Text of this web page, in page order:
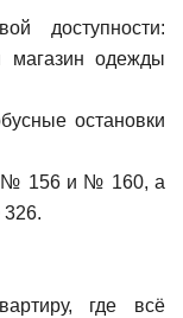
доступности:
магазин одежды
остановки
№ 156 и № 160, а
где всё